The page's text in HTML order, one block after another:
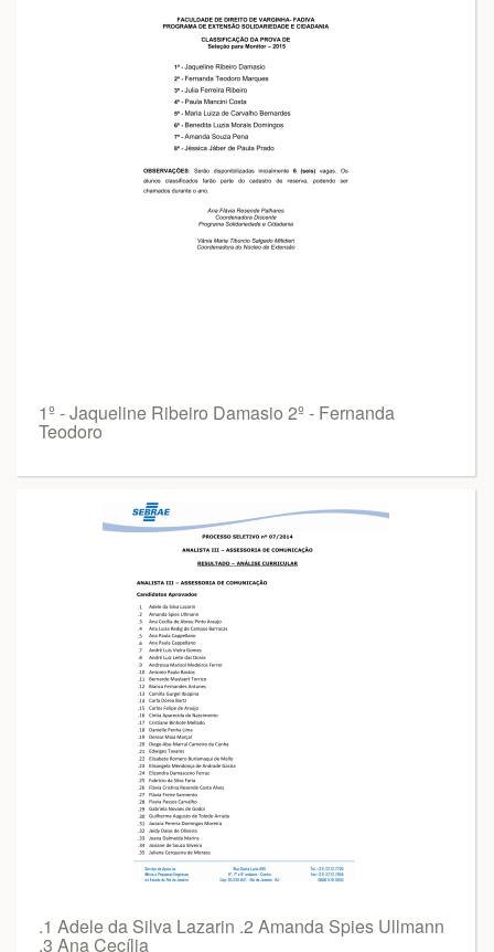
1º - Jaqueline Ribeiro Damasio 2º - Fernanda
Teodoro
.1 Adele da Silva Lazarin .2 Amanda Spies Ullmann
.3 Ana Cecília